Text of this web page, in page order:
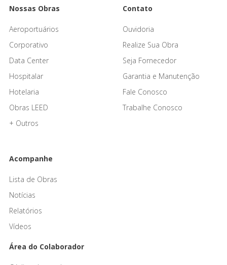
Nossas Obras
Aeroportuários
Corporativo
Data Center
Hospitalar
Hotelaria
Obras LEED
+ Outros
Contato
Ouvidoria
Realize Sua Obra
Seja Fornecedor
Garantia e Manutenção
Fale Conosco
Trabalhe Conosco
Acompanhe
Lista de Obras
Notícias
Relatórios
Vídeos
Área do Colaborador